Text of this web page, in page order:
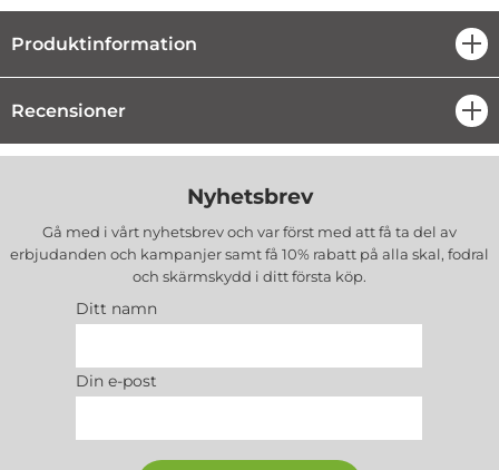
Produktinformation
Recensioner
Nyhetsbrev
Gå med i vårt nyhetsbrev och var först med att få ta del av
erbjudanden och kampanjer samt få 10% rabatt på alla skal, fodral
och skärmskydd i ditt första köp.
Ditt namn
Din e-post